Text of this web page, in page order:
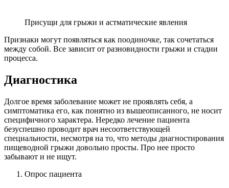
Присущи для грыжи и астматические явления
Признаки могут появляться как поодиночке, так сочетаться
между собой. Все зависит от разновидности грыжи и стадии
процесса.
Диагностика
Долгое время заболевание может не проявлять себя, а
симптоматика его, как понятно из вышеописанного, не носит
специфичного характера. Нередко лечение пациента
безуспешно проводит врач несоответствующей
специальности, несмотря на то, что методы диагностирования
пищеводной грыжи довольно просты. Про нее просто
забывают и не ищут.
Опрос пациента